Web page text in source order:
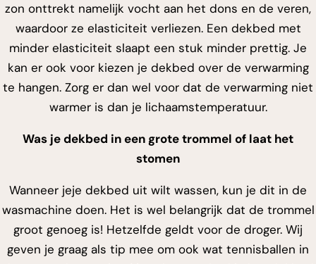
zon onttrekt namelijk vocht aan het dons en de veren,
waardoor ze elasticiteit verliezen. Een dekbed met
minder elasticiteit slaapt een stuk minder prettig. Je
kan er ook voor kiezen je dekbed over de verwarming
te hangen. Zorg er dan wel voor dat de verwarming niet
warmer is dan je lichaamstemperatuur.
Was je dekbed in een grote trommel of laat het
stomen
Wanneer jeje dekbed uit wilt wassen, kun je dit in de
wasmachine doen. Het is wel belangrijk dat de trommel
groot genoeg is! Hetzelfde geldt voor de droger. Wij
geven je graag als tip mee om ook wat tennisballen in